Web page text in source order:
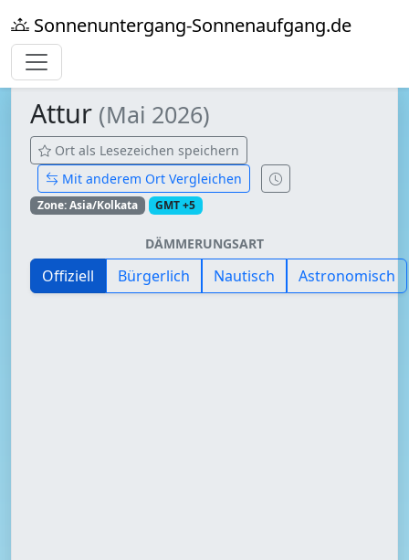
Sonnenuntergang-Sonnenaufgang.de
Attur (Mai 2026)
Ort als Lesezeichen speichern
Mit anderem Ort Vergleichen
Zone: Asia/Kolkata GMT +5
DÄMMERUNGSART
Offiziell Bürgerlich Nautisch Astronomisch